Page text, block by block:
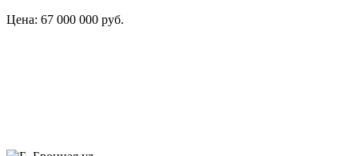
Цена: 67 000 000 руб.